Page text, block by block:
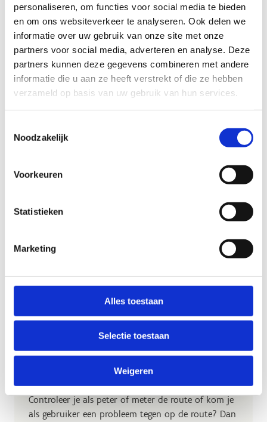
personaliseren, om functies voor social media te bieden
en om ons websiteverkeer te analyseren. Ook delen we
informatie over uw gebruik van onze site met onze
partners voor social media, adverteren en analyse. Deze
partners kunnen deze gegevens combineren met andere
informatie die u aan ze heeft verstrekt of die ze hebben
verzameld op basis van uw gebruik van hun services.
Noodzakelijk
Voorkeuren
Statistieken
Marketing
Alles toestaan
Selectie toestaan
Weigeren
Promotie
Op dewebsitevan Sport Vlaanderen vind je
steeds de actuele informatie over de
offroadfietsroutes.
Sport Vlaanderen kan, indien gewenst, een
flyer ontwerpen en éénmalig 500 exemplaren
laten drukken ter ondersteuning van de
Sport Vlaanderen zet in op de promotie van
door de link te leggen met bestaande
Vind een offroadfietsroute in je buurt
Routemeldpunt
Controleer je als peter of meter de route of kom je
als gebruiker een probleem tegen op de route? Dan